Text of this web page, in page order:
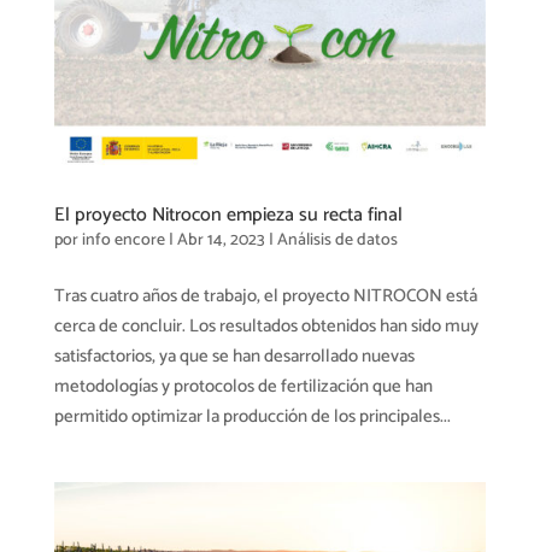
El proyecto Nitrocon empieza su recta final
porinfo encore|Abr 14, 2023 |Análisis de datos
Tras cuatro años de trabajo, el proyecto NITROCON está
cerca de concluir. Los resultados obtenidos han sido muy
satisfactorios, ya que se han desarrollado nuevas
metodologías y protocolos de fertilización que han
permitido optimizar la producción de los principales...